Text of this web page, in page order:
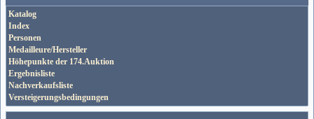
Katalog
Index
Personen
Medailleure/Hersteller
Höhepunkte der 174.Auktion
Ergebnisliste
Nachverkaufsliste
Versteigerungsbedingungen